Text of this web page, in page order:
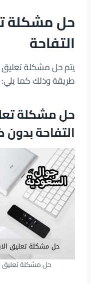
حل مشكلة
التفاحة
يتم حل مشكلة تعليق
طريقة وذلك كما يلي:
حل مشكلة
التفاحة بدون
حل مشكلة تعليق